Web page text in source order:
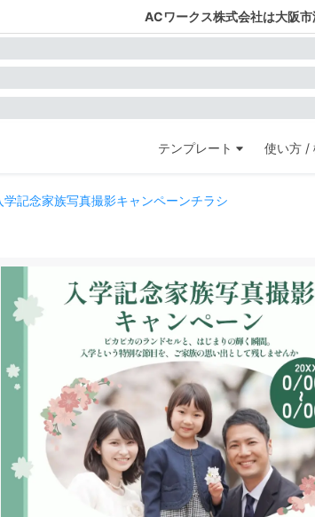
ACワークス株式会社は大阪
テンプレート 使い方 /
学記念家族写真撮影キャンペーンチラシ